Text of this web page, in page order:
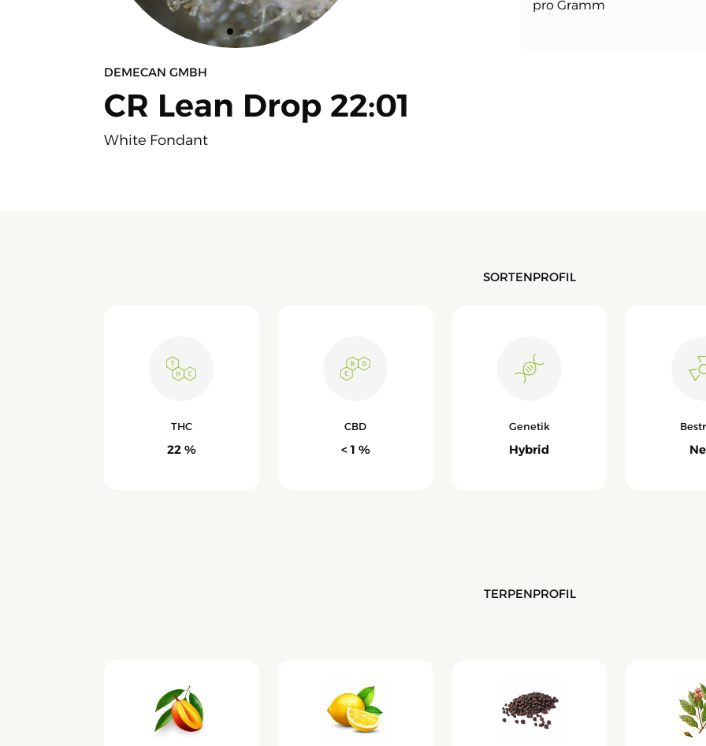
DEMECAN GMBH
CR Lean Drop 22:01
White Fondant
Preis
Preis
pro Gramm
SORTENPROFIL
THC
22 %
CBD
< 1 %
Genetik
Hybrid
TERPENPROFIL